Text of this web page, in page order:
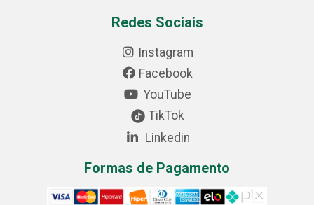
Redes Sociais
Instagram
Facebook
YouTube
TikTok
Linkedin
Formas de Pagamento